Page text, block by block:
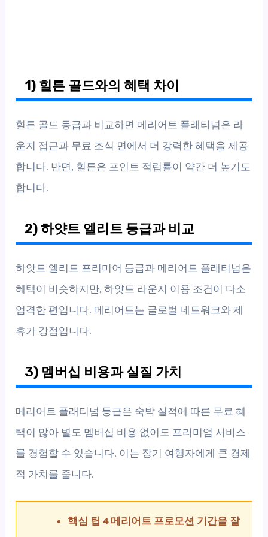
1) 힐튼 골드와의 혜택 차이
힐튼 골드 등급과 비교하면 메리어트 플래티넘은 라
운지 접근과 무료 조식 면에서 더 강력한 혜택을 제공
합니다. 반면, 힐튼은 포인트 적립률이 약간 더 높기도
합니다.
2) 하얏트 엘리트 등급과 비교
하얏트 엘리트 프리미어 등급과 메리어트 플래티넘은
혜택이 비슷하지만, 하얏트 라운지 이용 조건이 다소
엄격한 편입니다. 메리어트는 글로벌 네트워크와 제
휴가 강점입니다.
3) 멤버십 비용과 실질 가치
메리어트 플래티넘 등급은 숙박 실적에 따른 무료 혜
택이 많아 별도 멤버십 비용 없이도 프리미엄 서비스
를 경험할 수 있습니다. 이는 장기 여행자에게 큰 경제
적 가치를 줍니다.
핵심 팁 4 메리어트 프로모션 기간을 잘